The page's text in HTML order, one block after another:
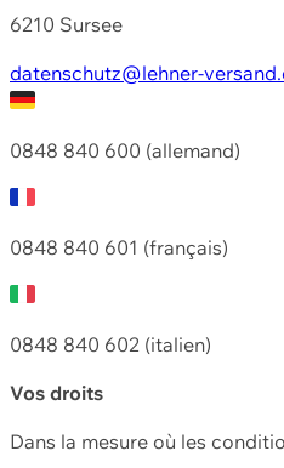
6210 Sursee
datenschutz@lehner-
0848 840 600 (allemand)
0848 840 601 (français)
0848 840 602 (italien)
Vos droits
Dans la mesure où les